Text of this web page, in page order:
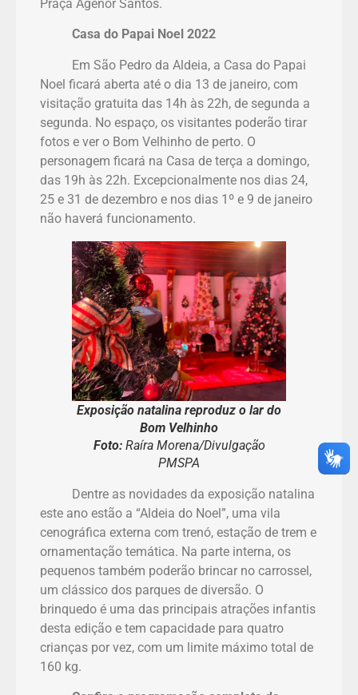
Praça Agenor Santos.
Casa do Papai Noel 2022
Em São Pedro da Aldeia, a Casa do Papai
Noel ficará aberta até o dia 13 de janeiro, com
visitação gratuita das 14h às 22h, de segunda a
segunda. No espaço, os visitantes poderão tirar
fotos e ver o Bom Velhinho de perto. O
personagem ficará na Casa de terça a domingo,
das 19h às 22h. Excepcionalmente nos dias 24,
25 e 31 de dezembro e nos dias 1º e 9 de janeiro
não haverá funcionamento.
Exposição natalina reproduz o lar do
Bom Velhinho
Foto: Raíra Morena/Divulgação
PMSPA
Dentre as novidades da exposição natalina
este ano estão a “Aldeia do Noel”, uma vila
cenográfica externa com trenó, estação de trem e
ornamentação temática. Na parte interna, os
pequenos também poderão brincar no carrossel,
um clássico dos parques de diversão. O
brinquedo é uma das principais atrações infantis
desta edição e tem capacidade para quatro
crianças por vez, com um limite máximo total de
160 kg.